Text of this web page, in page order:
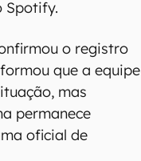
Spotify.
o registro
que a equipe
mas
permanece
oficial de